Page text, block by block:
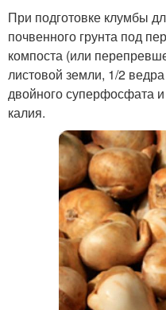
При подготовке клумбы
почвенного грунта под
компоста (или
листовой земли, 1/2
двойного суперфосфата
калия.